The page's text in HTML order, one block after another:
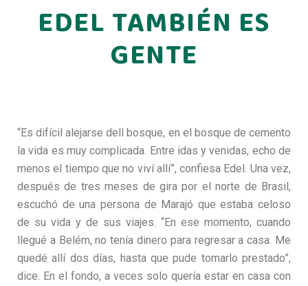
EDEL TAMBIÉN ES
GENTE
“Es difícil alejarse dell bosque, en el bosque de cemento
la vida es muy complicada. Entre idas y venidas, echo de
menos el tiempo que no viví allí”, confiesa Edel. Una vez,
después de tres meses de gira por el norte de Brasil,
escuchó de una persona de Marajó que estaba celoso
de su vida y de sus viajes. “En ese momento, cuando
llegué a Belém, no tenía dinero para regresar a casa. Me
quedé allí dos días, hasta que pude tomarlo prestado”,
dice. En el fondo, a veces solo quería estar en casa con